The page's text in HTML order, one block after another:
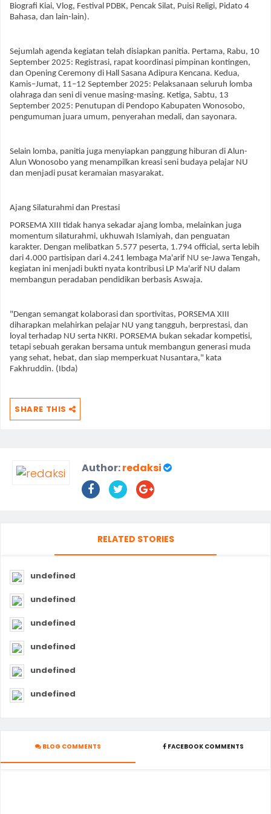
Biografi Kiai, Vlog, Festival PDBK, Pencak Silat, Puisi Religi, Pidato 4
Bahasa, dan lain-lain).
Sejumlah agenda kegiatan telah disiapkan panitia. Pertama, Rabu, 10
September 2025: Registrasi, rapat koordinasi pimpinan kontingen,
dan Opening Ceremony di Hall Sasana Adipura Kencana. Kedua,
Kamis–Jumat, 11–12 September 2025: Pelaksanaan seluruh lomba
olahraga dan seni di venue masing-masing. Ketiga, Sabtu, 13
September 2025: Penutupan di Pendopo Kabupaten Wonosobo,
pengumuman juara umum, penyerahan medali, dan sayonara.
Selain lomba, panitia juga menyiapkan panggung hiburan di Alun-
Alun Wonosobo yang menampilkan kreasi seni budaya pelajar NU
dan menjadi pusat keramaian masyarakat.
Ajang Silaturahmi dan Prestasi
PORSEMA XIII tidak hanya sekadar ajang lomba, melainkan juga
momentum silaturahmi, ukhuwah Islamiyah, dan penguatan
karakter. Dengan melibatkan 5.577 peserta, 1.794 official, serta lebih
dari 4.000 partisipan dari 4.241 lembaga Ma'arif NU se-Jawa Tengah,
kegiatan ini menjadi bukti nyata kontribusi LP Ma'arif NU dalam
membangun peradaban pendidikan berbasis Aswaja.
"Dengan semangat kolaborasi dan sportivitas, PORSEMA XIII
diharapkan melahirkan pelajar NU yang tangguh, berprestasi, dan
loyal terhadap NU serta NKRI. PORSEMA bukan sekadar kompetisi,
tetapi sebuah gerakan bersama untuk membangun generasi muda
yang sehat, hebat, dan siap memperkuat Nusantara," kata
Fakhruddin. (Ibda)
SHARE THIS
Author:redaksi
RELATED STORIES
undefined
undefined
undefined
undefined
undefined
undefined
BLOG COMMENTS FACEBOOK COMMENTS